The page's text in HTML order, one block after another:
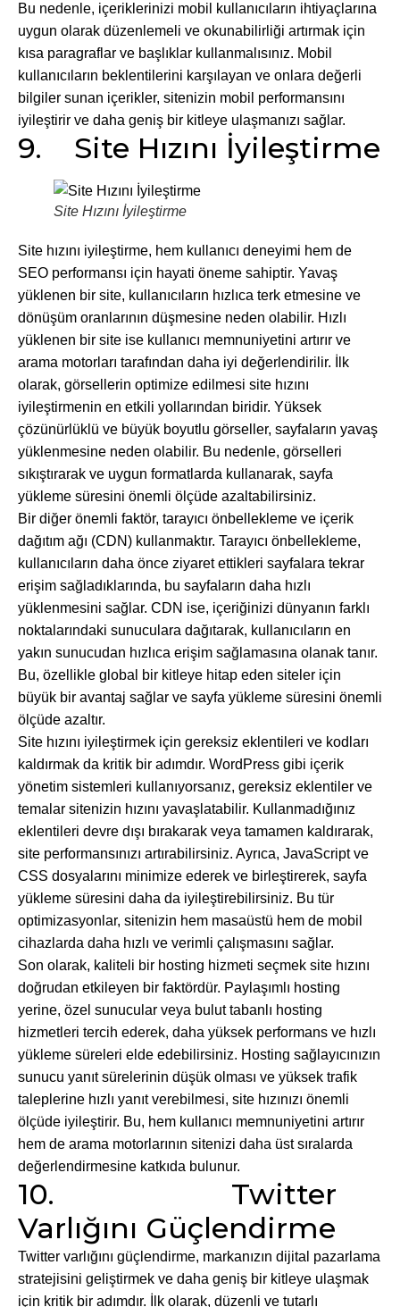
Bu nedenle, içeriklerinizi mobil kullanıcıların ihtiyaçlarına
uygun olarak düzenlemeli ve okunabilirliği artırmak için
kısa paragraflar ve başlıklar kullanmalısınız. Mobil
kullanıcıların beklentilerini karşılayan ve onlara değerli
bilgiler sunan içerikler, sitenizin mobil performansını
iyileştirir ve daha geniş bir kitleye ulaşmanızı sağlar.
9. Site Hızını İyileştirme
Site Hızını İyileştirme
Site hızını iyileştirme, hem kullanıcı deneyimi hem de
SEO performansı için hayati öneme sahiptir. Yavaş
yüklenen bir site, kullanıcıların hızlıca terk etmesine ve
dönüşüm oranlarının düşmesine neden olabilir. Hızlı
yüklenen bir site ise kullanıcı memnuniyetini artırır ve
arama motorları tarafından daha iyi değerlendirilir. İlk
olarak, görsellerin optimize edilmesi site hızını
iyileştirmenin en etkili yollarından biridir. Yüksek
çözünürlüklü ve büyük boyutlu görseller, sayfaların yavaş
yüklenmesine neden olabilir. Bu nedenle, görselleri
sıkıştırarak ve uygun formatlarda kullanarak, sayfa
yükleme süresini önemli ölçüde azaltabilirsiniz.
Bir diğer önemli faktör, tarayıcı önbellekleme ve içerik
dağıtım ağı (CDN) kullanmaktır. Tarayıcı önbellekleme,
kullanıcıların daha önce ziyaret ettikleri sayfalara tekrar
erişim sağladıklarında, bu sayfaların daha hızlı
yüklenmesini sağlar. CDN ise, içeriğinizi dünyanın farklı
noktalarındaki sunuculara dağıtarak, kullanıcıların en
yakın sunucudan hızlıca erişim sağlamasına olanak tanır.
Bu, özellikle global bir kitleye hitap eden siteler için
büyük bir avantaj sağlar ve sayfa yükleme süresini önemli
ölçüde azaltır.
Site hızını iyileştirmek için gereksiz eklentileri ve kodları
kaldırmak da kritik bir adımdır. WordPress gibi içerik
yönetim sistemleri kullanıyorsanız, gereksiz eklentiler ve
temalar sitenizin hızını yavaşlatabilir. Kullanmadığınız
eklentileri devre dışı bırakarak veya tamamen kaldırarak,
site performansınızı artırabilirsiniz. Ayrıca, JavaScript ve
CSS dosyalarını minimize ederek ve birleştirerek, sayfa
yükleme süresini daha da iyileştirebilirsiniz. Bu tür
optimizasyonlar, sitenizin hem masaüstü hem de mobil
cihazlarda daha hızlı ve verimli çalışmasını sağlar.
Son olarak, kaliteli bir hosting hizmeti seçmek site hızını
doğrudan etkileyen bir faktördür. Paylaşımlı hosting
yerine, özel sunucular veya bulut tabanlı hosting
hizmetleri tercih ederek, daha yüksek performans ve hızlı
yükleme süreleri elde edebilirsiniz. Hosting sağlayıcınızın
sunucu yanıt sürelerinin düşük olması ve yüksek trafik
taleplerine hızlı yanıt verebilmesi, site hızınızı önemli
ölçüde iyileştirir. Bu, hem kullanıcı memnuniyetini artırır
hem de arama motorlarının sitenizi daha üst sıralarda
değerlendirmesine katkıda bulunur.
10. Twitter
Varlığını Güçlendirme
Twitter varlığını güçlendirme, markanızın dijital pazarlama
stratejisini geliştirmek ve daha geniş bir kitleye ulaşmak
için kritik bir adımdır. İlk olarak, düzenli ve tutarlı